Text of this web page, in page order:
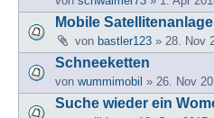
Mobile
von bastler123 » 28. Nov
Schneeketten
von wummimobil » 26. Nov
Suche wieder ein